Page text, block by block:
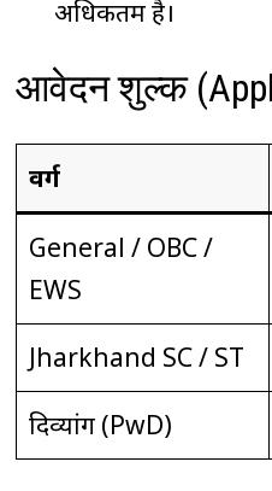
अधिकतम है।
आवेदन शुल्क
वर्ग
General / OBC /
EWS
Jharkhand SC / ST
दिव्यांग (PwD)